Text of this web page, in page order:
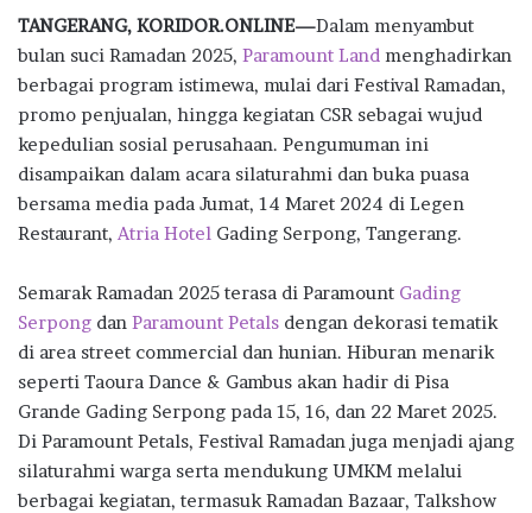
e
b
o
o
k
it
te
r
at
s
A
p
p
e e
g
ra
m
ar
e
TANGERANG, KORIDOR.ONLINE—Dalam menyambut
bulan suci Ramadan 2025, Paramount Land menghadirkan
berbagai program istimewa, mulai dari Festival Ramadan,
promo penjualan, hingga kegiatan CSR sebagai wujud
kepedulian sosial perusahaan. Pengumuman ini
disampaikan dalam acara silaturahmi dan buka puasa
bersama media pada Jumat, 14 Maret 2024 di Legen
Restaurant, Atria Hotel Gading Serpong, Tangerang.
Semarak Ramadan 2025 terasa di Paramount Gading
Serpong dan Paramount Petals dengan dekorasi tematik
di area street commercial dan hunian. Hiburan menarik
seperti Taoura Dance & Gambus akan hadir di Pisa
Grande Gading Serpong pada 15, 16, dan 22 Maret 2025.
Di Paramount Petals, Festival Ramadan juga menjadi ajang
silaturahmi warga serta mendukung UMKM melalui
berbagai kegiatan, termasuk Ramadan Bazaar, Talkshow